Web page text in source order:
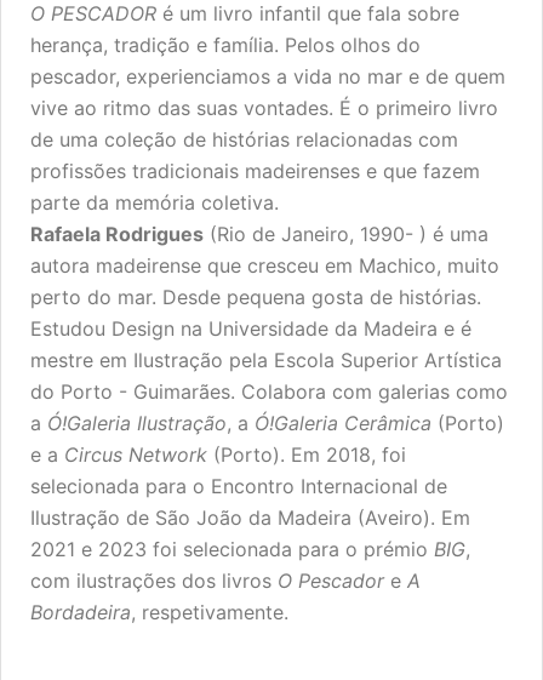
O PESCADOR é um livro infantil que fala sobre
herança, tradição e família. Pelos olhos do
pescador, experienciamos a vida no mar e de quem
vive ao ritmo das suas vontades. É o primeiro livro
de uma coleção de histórias relacionadas com
profissões tradicionais madeirenses e que fazem
parte da memória coletiva.
Rafaela Rodrigues (Rio de Janeiro, 1990- ) é uma
autora madeirense que cresceu em Machico, muito
perto do mar. Desde pequena gosta de histórias.
Estudou Design na Universidade da Madeira e é
mestre em Ilustração pela Escola Superior Artística
do Porto - Guimarães. Colabora com galerias como
a Ó!Galeria Ilustração, a Ó!Galeria Cerâmica (Porto)
e a Circus Network (Porto). Em 2018, foi
selecionada para o Encontro Internacional de
Ilustração de São João da Madeira (Aveiro). Em
2021 e 2023 foi selecionada para o prémio BIG,
com ilustrações dos livros O Pescadore A
Bordadeira, respetivamente.